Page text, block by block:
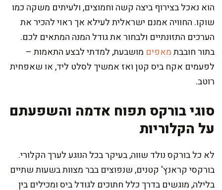
הוא נאכל בצירוף ביצה קשה וחמוצים, ולעיתים משקה כמו
שוקו. החוויה אמנם ישראלית לעילא אך ראוי להכיר את
הערכים התזונתיים ולבחור את גודל המנה המתאים לכם.
בתור חובבתמאפים מושבעת, למדתי לבצע התאמות –
לפעמים אקח ביס קטן ואז אמשיך לסלט ליד, או שאפחית
רוטב.
סוגי בורקס תפוח אדמה והשפעתם
על הקלוריות
לא כל בורקס נולד שווה, בעיקר בכל הנוגע לערך הקלורי.
בורקסי קראנץ' קטנים, שנפוצים בבר מצוות בשעות שתיים
בלילה, מוגשים בדרך כלל חתוכים לגודל ביס ומכילים בין